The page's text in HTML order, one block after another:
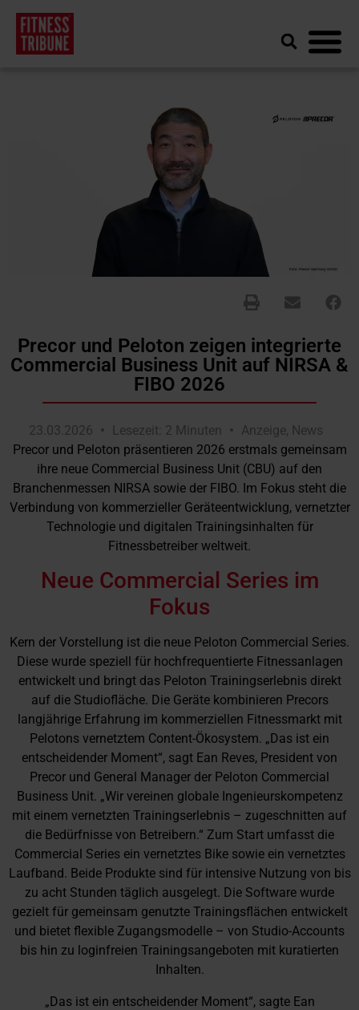
Precor und Peloton zeigen integrierte
Commercial Business Unit auf NIRSA &
FIBO 2026
23.03.2026 Lesezeit: 2 Minuten Anzeige, News
Precor und Peloton präsentieren 2026 erstmals gemeinsam
ihre neue Commercial Business Unit (CBU) auf den
Branchenmessen NIRSA sowie der FIBO. Im Fokus steht die
Verbindung von kommerzieller Geräteentwicklung, vernetzter
Technologie und digitalen Trainingsinhalten für
Fitnessbetreiber weltweit.
Neue Commercial Series im
Fokus
Kern der Vorstellung ist die neue Peloton Commercial Series.
Diese wurde speziell für hochfrequentierte Fitnessanlagen
entwickelt und bringt das Peloton Trainingserlebnis direkt
auf die Studiofläche. Die Geräte kombinieren Precors
langjährige Erfahrung im kommerziellen Fitnessmarkt mit
Pelotons vernetztem Content-Ökosystem. „Das ist ein
entscheidender Moment“, sagt Ean Reves, President von
Precor und General Manager der Peloton Commercial
Business Unit. „Wir vereinen globale Ingenieurskompetenz
mit einem vernetzten Trainingserlebnis – zugeschnitten auf
die Bedürfnisse von Betreibern.“ Zum Start umfasst die
Commercial Series ein vernetztes Bike sowie ein vernetztes
Laufband. Beide Produkte sind für intensive Nutzung von bis
zu acht Stunden täglich ausgelegt. Die Software wurde
gezielt für gemeinsam genutzte Trainingsflächen entwickelt
und bietet flexible Zugangsmodelle – von Studio-Accounts
bis hin zu loginfreien Trainingsangeboten mit kuratierten
Inhalten.
„Das ist ein entscheidender Moment“, sagte Ean